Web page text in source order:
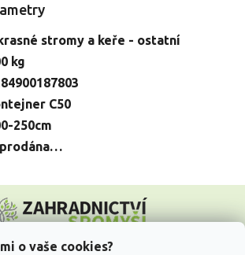
o vaše cookies?
stromy a keře - ostatní
kg
C50
250cm